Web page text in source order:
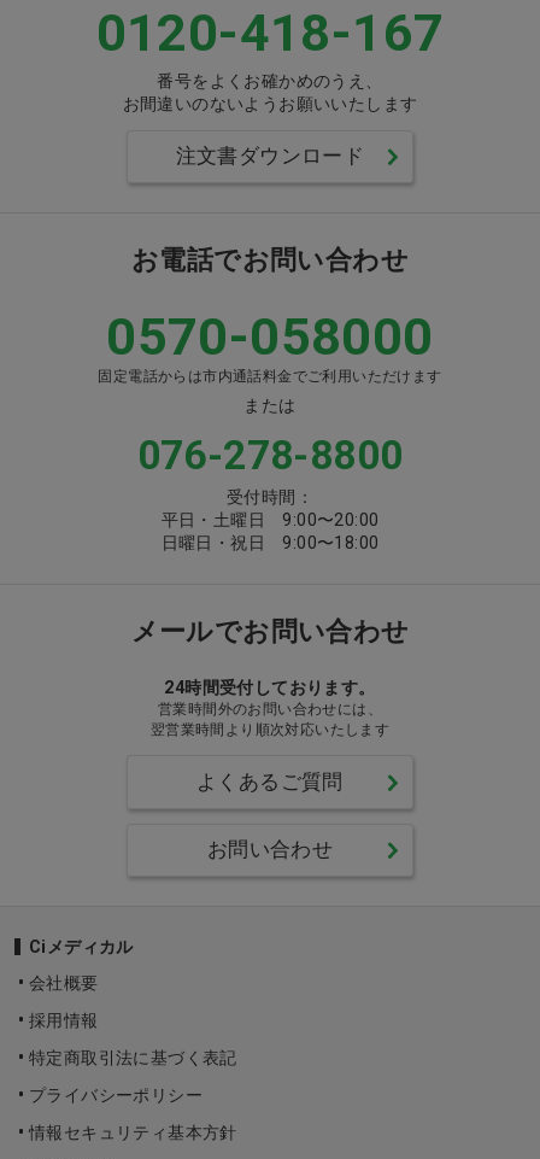
0120-418-167
番号をよくお確かめのうえ、
お間違いのないようお願いいたします
注文書ダウンロード
お電話でお問い合わせ
0570-058000
固定電話からは市内通話料金でご利用いただけます
または
076-278-8800
受付時間：
平日・土曜日 9:00〜20:00
日曜日・祝日 9:00〜18:00
メールでお問い合わせ
24時間受付しております。
営業時間外のお問い合わせには、
翌営業時間より順次対応いたします
よくあるご質問
お問い合わせ
Ciメディカル
会社概要
採用情報
特定商取引法に基づく表記
プライバシーポリシー
情報セキュリティ基本方針